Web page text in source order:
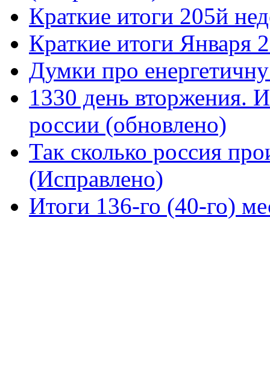
Краткие итоги 205й
Краткие итоги Января
Думки про
1330 день вторжения.
россии (обновлено)
Так сколько россия
(Исправлено)
Итоги 136-го (40-го)